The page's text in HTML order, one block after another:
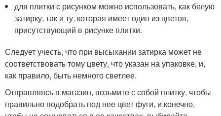
для плитки с рисунком можно использовать, как белую
затирку, так и ту, которая имеет один из цветов,
присутствующий в рисунке плитки.
Следует учесть, что при высыхании затирка может не
соответствовать тому цвету, что указан на упаковке, и,
как правило, быть немного светлее.
Отправляясь в магазин, возьмите с собой плитку, чтобы
правильно подобрать под нее цвет фуги, и конечно,